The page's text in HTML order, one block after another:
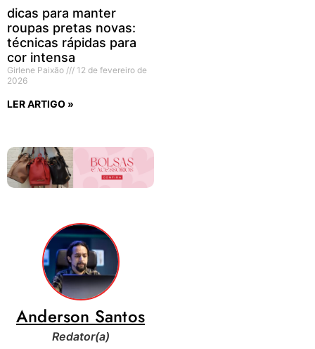
dicas para manter
roupas pretas novas:
técnicas rápidas para
cor intensa
Girlene Paixão
12 de fevereiro de
2026
LER ARTIGO »
Anderson Santos
Redator(a)